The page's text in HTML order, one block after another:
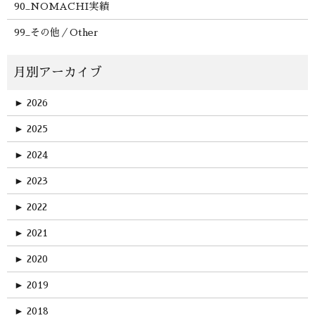
90_NOMACHI実績
99_その他／Other
► 2026
► 2025
► 2024
► 2023
► 2022
► 2021
► 2020
► 2019
► 2018